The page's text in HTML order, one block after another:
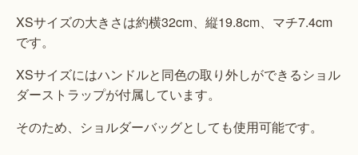
XSサイズの大きさは約横32cm、縦19.8cm、マチ7.4cm
です。
XSサイズにはハンドルと同色の取り外しができるショル
ダーストラップが付属しています。
そのため、ショルダーバッグとしても使用可能です。